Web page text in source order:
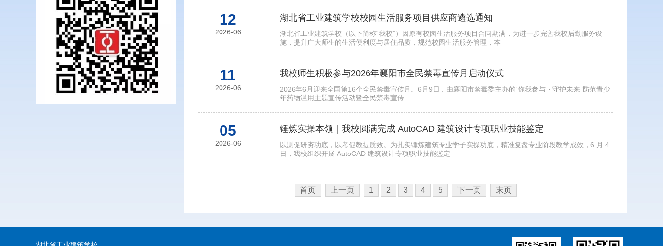
12
2026-06
湖北省工业建筑学校校园生活服务项目供应商遴选通知
湖北省工业建筑学校（以下简称“我校”）因原有校园生活服务项目合同期满，为进一步完善我校后勤服务设
施，提升广大师生的生活便利度与居住品质，规范校园生活服务管理，本
11
2026-06
我校师生积极参与2026年襄阳市全民禁毒宣传月启动仪式
2026年6月迎来全国第16个全民禁毒宣传月。6月9日，由襄阳市禁毒委主办的“你我参与・守护未来”防范青少
年药物滥用主题宣传活动暨全民禁毒宣传
05
2026-06
锤炼实操本领｜我校圆满完成 AutoCAD 建筑设计专项职业技能鉴定
以测促研夯功底，以考促教提质效。为扎实锤炼建筑专业学子实操功底，精准复盘专业阶段教学成效，6 月 4
日，我校组织开展 AutoCAD 建筑设计专项职业技能鉴定
首页 上一页 1 2 3 4 5 下一页 末页